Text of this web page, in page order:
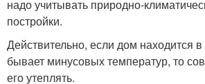
надо учитывать природно-
постройки.
Действительно, если дом находится
бывает минусовых температур, то
его утеплять.